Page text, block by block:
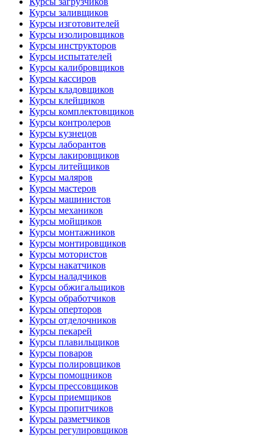
Курсы заливщиков
Курсы изготовителей
Курсы изолировщиков
Курсы инструкторов
Курсы испытателей
Курсы калибровщиков
Курсы кассиров
Курсы кладовщиков
Курсы клейщиков
Курсы комплектовщиков
Курсы контролеров
Курсы кузнецов
Курсы лаборантов
Курсы лакировщиков
Курсы литейщиков
Курсы маляров
Курсы мастеров
Курсы машинистов
Курсы механиков
Курсы мойщиков
Курсы монтажников
Курсы монтировщиков
Курсы мотористов
Курсы накатчиков
Курсы наладчиков
Курсы обжигальщиков
Курсы обработчиков
Курсы оперторов
Курсы отделочников
Курсы пекарей
Курсы плавильщиков
Курсы поваров
Курсы полировщиков
Курсы помощников
Курсы прессовщиков
Курсы приемщиков
Курсы пропитчиков
Курсы разметчиков
Курсы регулировщиков